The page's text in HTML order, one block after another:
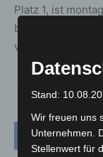
Platz 1, ist
bis donnerstags
von 9.00 Uhr –
Stand:
Wir freuen uns
Unternehmen.
Stellenwert für